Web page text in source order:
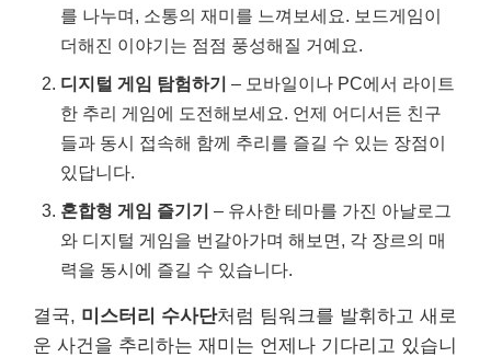
를 나누며, 소통의 재미를 느껴보세요. 보드게임이
더해진 이야기는 점점 풍성해질 거예요.
디지털 게임 탐험하기 – 모바일이나 PC에서 라이트
한 추리 게임에 도전해보세요. 언제 어디서든 친구
들과 동시 접속해 함께 추리를 즐길 수 있는 장점이
있답니다.
혼합형 게임 즐기기 – 유사한 테마를 가진 아날로그
와 디지털 게임을 번갈아가며 해보면, 각 장르의 매
력을 동시에 즐길 수 있습니다.
결국, 미스터리 수사단처럼 팀워크를 발휘하고 새로
운 사건을 추리하는 재미는 언제나 기다리고 있습니